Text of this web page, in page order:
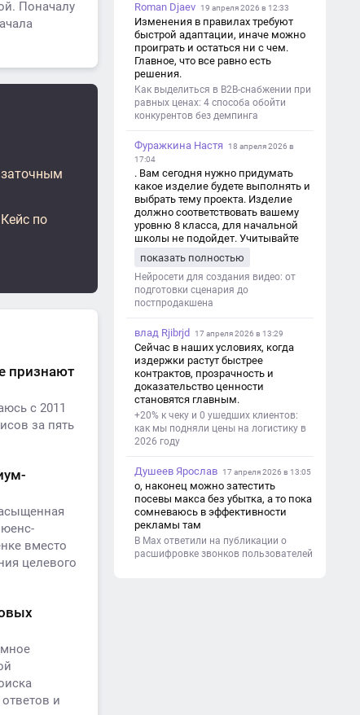
Поначалу
заточным
по
признают
с 2011
за пять
вместо
целевого
и
Roman Djaev 19 апреля 2026 в 12:33
Изменения в правилах требуют
быстрой адаптации, иначе можно
проиграть и остаться ни с чем.
Главное, что все равно есть
решения.
Как выделиться в B2B-снабжении при
равных ценах: 4 способа обойти
конкурентов без демпинга
Фуражкина Настя
18 апреля 2026 в
17:04
. Вам сегодня нужно придумать
какое изделие будете выполнять и
выбрать тему проекта. Изделие
должно соответствовать вашему
уровню 8 класса, для начальной
школы не подойдет. Учитывайте
уровня работы. Структура проекта 1.
Титульный лист - Название школы.
- Тип работы: «Проектная работа». -
Тема проекта. - Кто выполнил:
должность учителя. - Город, год. 2.
Введение - Актуальность темы
(почему это важно). - Цель и
задачи проекта. - Объект и предмет
исследования. - Методы работы. 3.
Основная часть - Теоретическая
основные понятия. - Практическая
глава: что сделано (исследование,
опрос, создание изделия и т. д.). -
Заключение - Краткие выводы по
проекту. - Достигнута ли цель. -
Практическая значимость работы.
5. Список литературы Перечень
использованных книг, статей,
сайтов. 6. Приложения (по
необходимости) Таблицы,
показать полностью
Нейросети для создания видео: от
подготовки сценария до
постпродакшена
влад Rjibrjd 17 апреля 2026 в 13:29
Сейчас в наших условиях, когда
издержки растут быстрее
контрактов, прозрачность и
доказательство ценности
становятся главным.
+20% к чеку и 0 ушедших клиентов:
как мы подняли цены на логистику в
2026 году
Душеев Ярослав 17 апреля 2026 в 13:05
о, наконец можно затестить
посевы макса без убытка, а то пока
сомневаюсь в эффективности
рекламы там
В Max ответили на публикации о
расшифровке звонков пользователей